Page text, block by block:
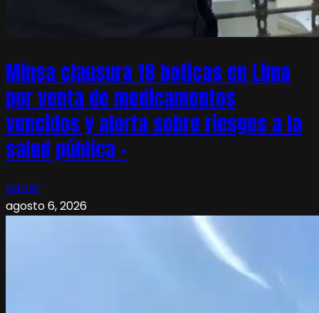
Minsa clausura 18 boticas en Lima
por venta de medicamentos
vencidos y alerta sobre riesgos a la
salud pública –
admin
agosto 6, 2026